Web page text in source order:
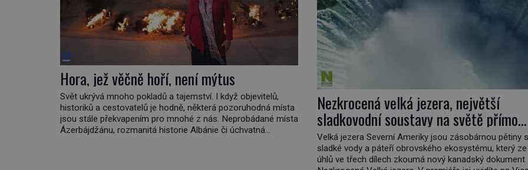
Hora, jež věčně hoří, není mýtus
Svět ukrývá mnoho pokladů a tajemství. I když objevitelů,
historiků a cestovatelů je hodně, některá pozoruhodná místa
jsou stále překvapením pro mnohé z nás. Neprobádané místa
Ázerbájdžánu, rozmanitá historie Albánie či úchvatná
Nezkrocená velká jezera, největší
sladkovodní soustavy na světě přímo
fascinují
Velká jezera Severní Ameriky jsou zásobárnou pětiny
sladké vody a páteří obrovského ekosystému, který
úhlů ve třech dílech zkoumá nový kanadský dokument